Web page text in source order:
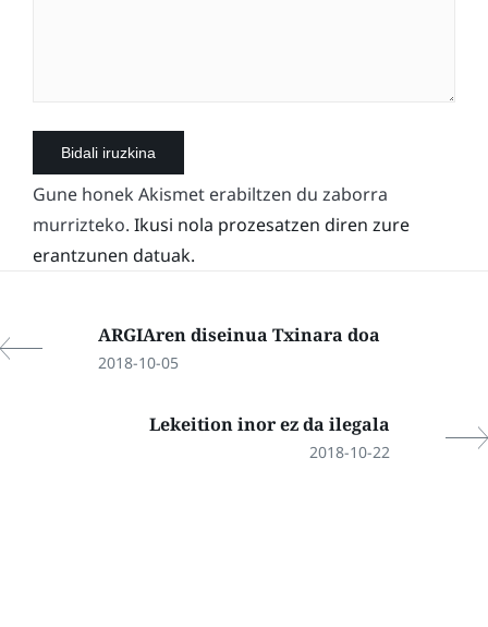
Gune honek Akismet erabiltzen du zaborra
murrizteko. Ikusi nola prozesatzen diren zure
erantzunen datuak.
ARGIAren diseinua Txinara doa
2018-10-05
Lekeition inor ez da ilegala
2018-10-22